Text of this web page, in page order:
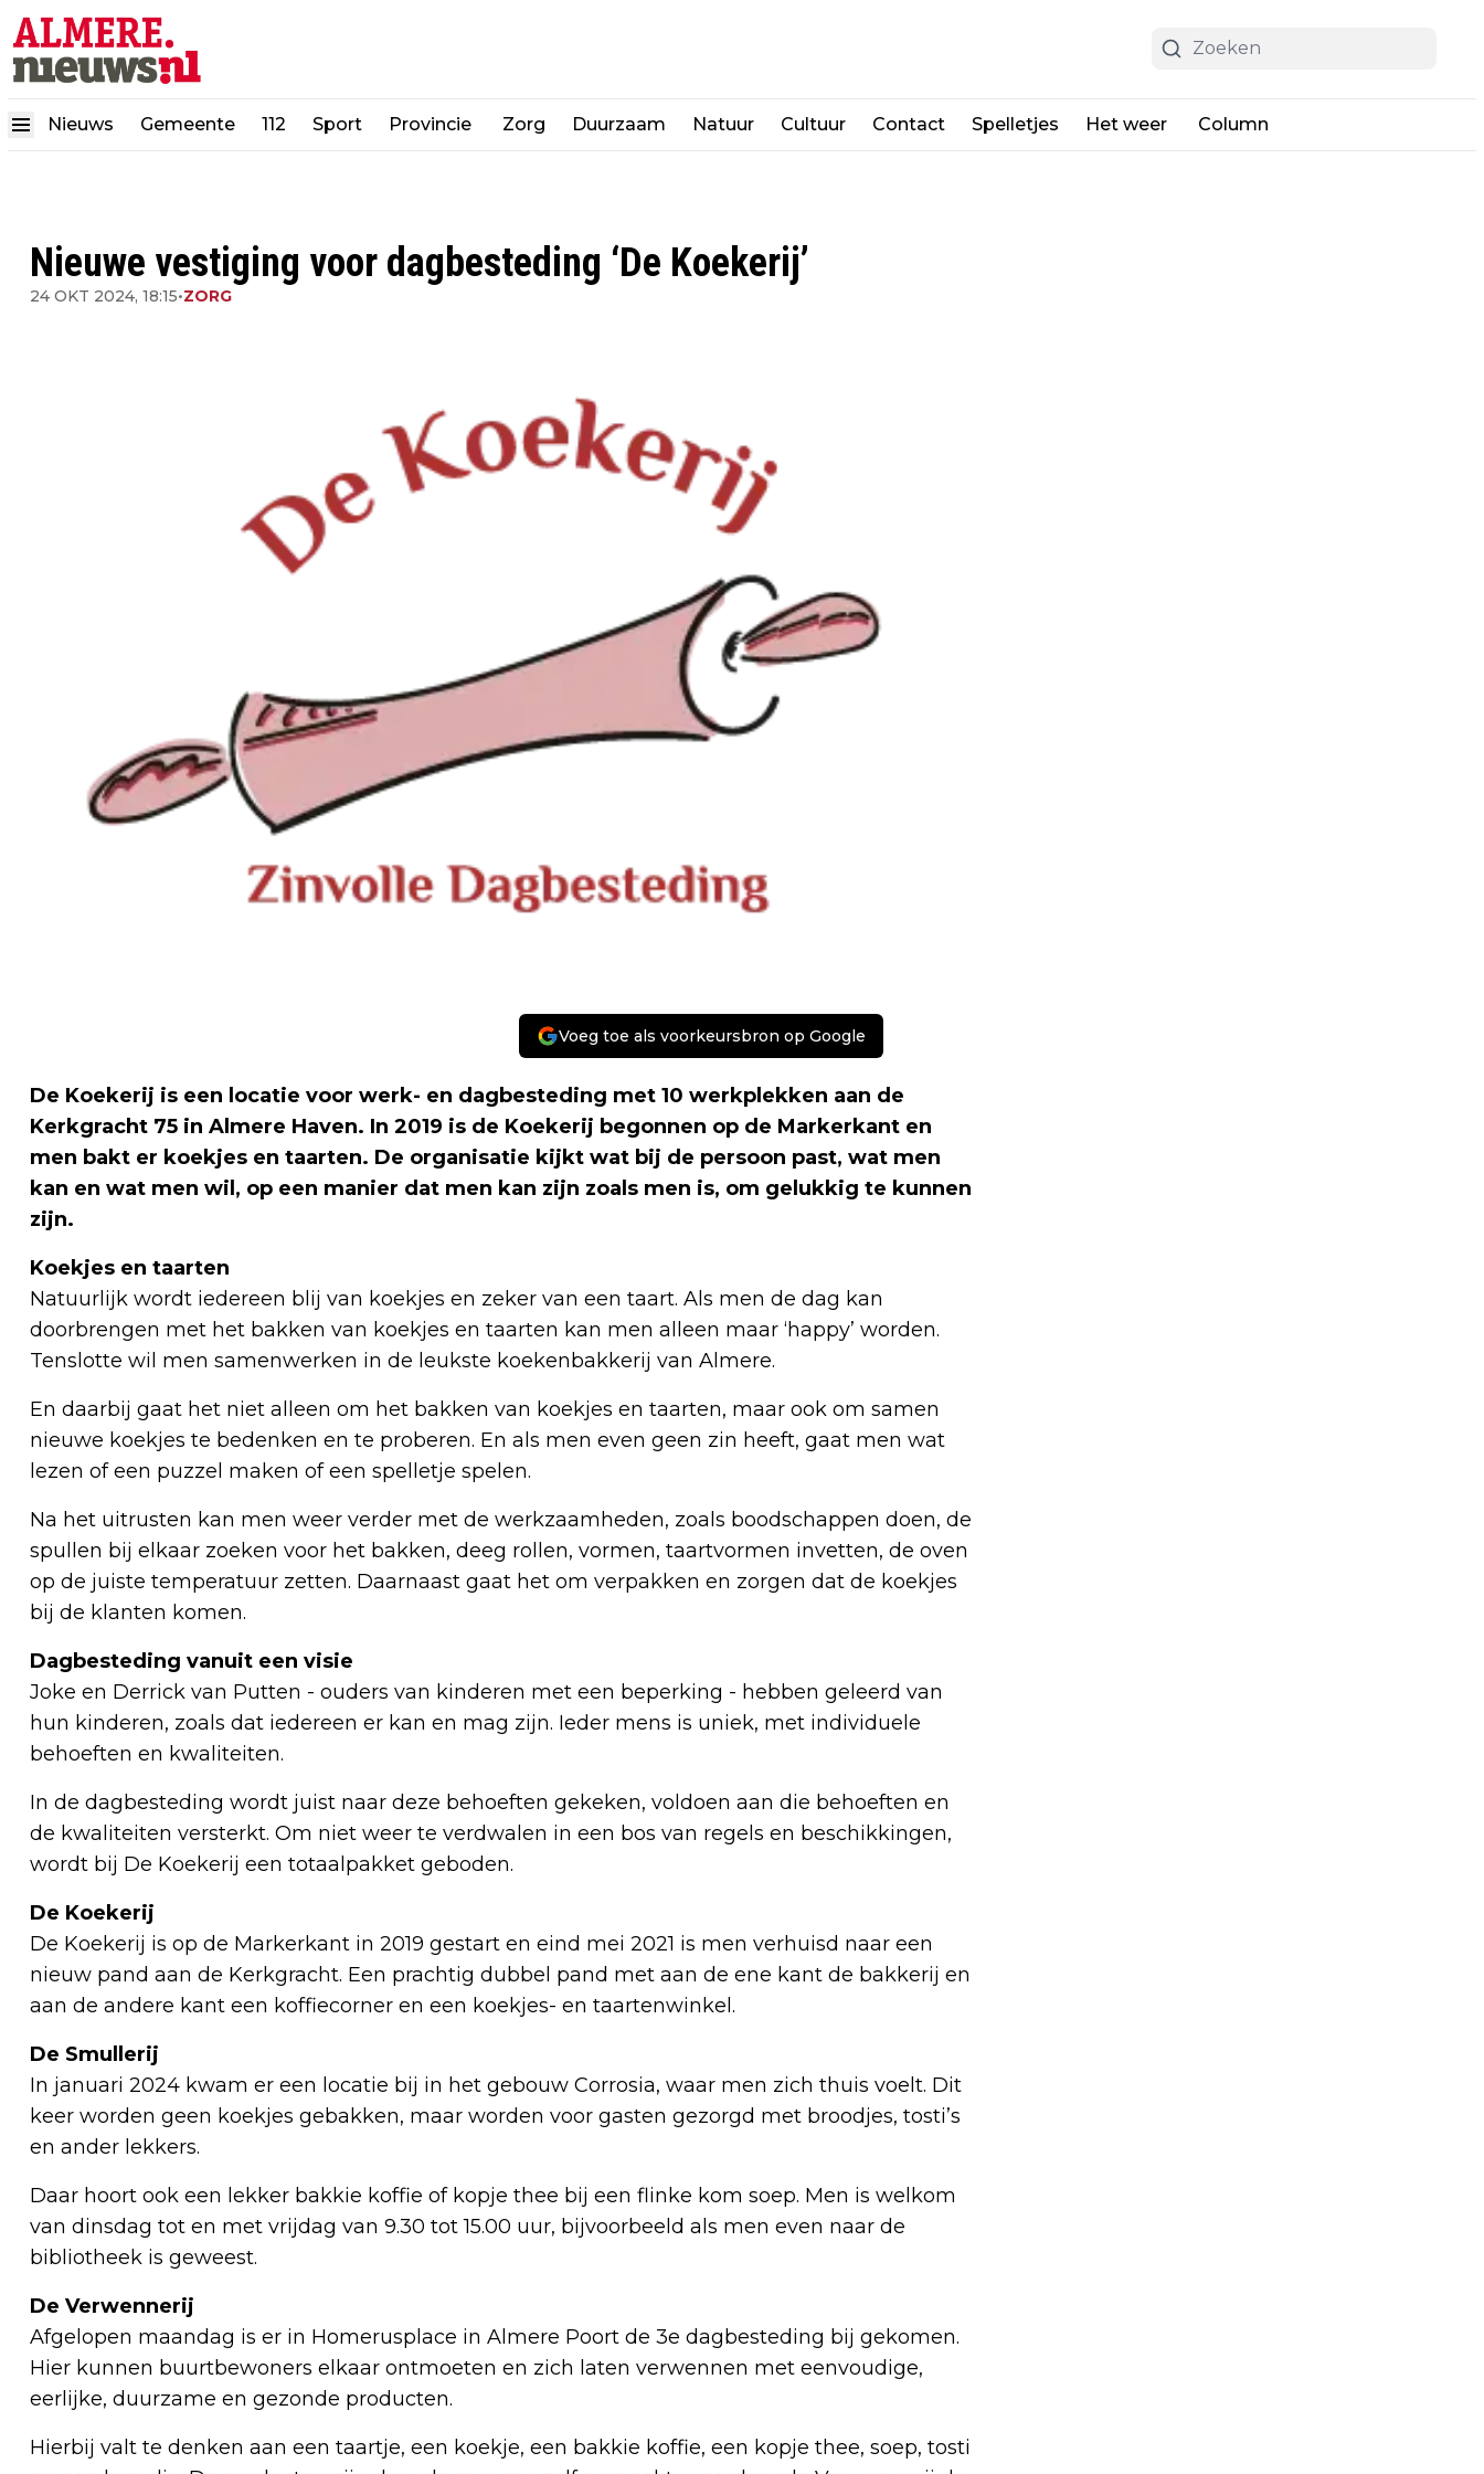
Nieuws Gemeente 112 Sport Provincie Zorg Duurzaam Natuur Cultuur Contact Spelletjes Het weer Column
Nieuwe vestiging voor dagbesteding ‘De Koekerij’
24 OKT 2024, 18:15•ZORG
Voeg toe als voorkeursbron op Google
De Koekerij is een locatie voor werk- en dagbesteding met 10 werkplekken aan de
Kerkgracht 75 in Almere Haven. In 2019 is de Koekerij begonnen op de Markerkant en
men bakt er koekjes en taarten. De organisatie kijkt wat bij de persoon past, wat men
kan en wat men wil, op een manier dat men kan zijn zoals men is, om gelukkig te kunnen
zijn.
Koekjes en taarten
Natuurlijk wordt iedereen blij van koekjes en zeker van een taart. Als men de dag kan
doorbrengen met het bakken van koekjes en taarten kan men alleen maar ‘happy’ worden.
Tenslotte wil men samenwerken in de leukste koekenbakkerij van Almere.
En daarbij gaat het niet alleen om het bakken van koekjes en taarten, maar ook om samen
nieuwe koekjes te bedenken en te proberen. En als men even geen zin heeft, gaat men wat
lezen of een puzzel maken of een spelletje spelen.
Na het uitrusten kan men weer verder met de werkzaamheden, zoals boodschappen doen, de
spullen bij elkaar zoeken voor het bakken, deeg rollen, vormen, taartvormen invetten, de oven
op de juiste temperatuur zetten. Daarnaast gaat het om verpakken en zorgen dat de koekjes
bij de klanten komen.
Dagbesteding vanuit een visie
Joke en Derrick van Putten - ouders van kinderen met een beperking - hebben geleerd van
hun kinderen, zoals dat iedereen er kan en mag zijn. Ieder mens is uniek, met individuele
behoeften en kwaliteiten.
In de dagbesteding wordt juist naar deze behoeften gekeken, voldoen aan die behoeften en
de kwaliteiten versterkt. Om niet weer te verdwalen in een bos van regels en beschikkingen,
wordt bij De Koekerij een totaalpakket geboden.
De Koekerij
De Koekerij is op de Markerkant in 2019 gestart en eind mei 2021 is men verhuisd naar een
nieuw pand aan de Kerkgracht. Een prachtig dubbel pand met aan de ene kant de bakkerij en
aan de andere kant een koffiecorner en een koekjes- en taartenwinkel.
De Smullerij
In januari 2024 kwam er een locatie bij in het gebouw Corrosia, waar men zich thuis voelt. Dit
keer worden geen koekjes gebakken, maar worden voor gasten gezorgd met broodjes, tosti’s
en ander lekkers.
Daar hoort ook een lekker bakkie koffie of kopje thee bij een flinke kom soep. Men is welkom
van dinsdag tot en met vrijdag van 9.30 tot 15.00 uur, bijvoorbeeld als men even naar de
bibliotheek is geweest.
De Verwennerij
Afgelopen maandag is er in Homerusplace in Almere Poort de 3e dagbesteding bij gekomen.
Hier kunnen buurtbewoners elkaar ontmoeten en zich laten verwennen met eenvoudige,
eerlijke, duurzame en gezonde producten.
Hierbij valt te denken aan een taartje, een koekje, een bakkie koffie, een kopje thee, soep, tosti